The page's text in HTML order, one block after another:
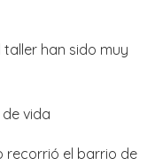
han sido muy
vida
recorrió el barrio de